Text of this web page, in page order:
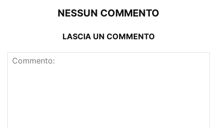
NESSUN COMMENTO
LASCIA UN COMMENTO